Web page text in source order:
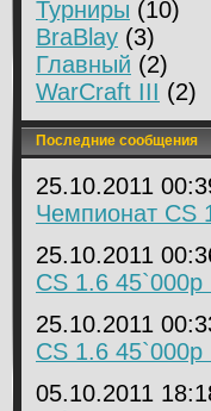
Турниры (10)
BraBlay (3)
Главный (2)
WarCraft III (2)
Последние сообщения
25.10.2011
Чемпионат CS
25.10.2011
CS 1.6
25.10.2011
CS 1.6
05.10.2011